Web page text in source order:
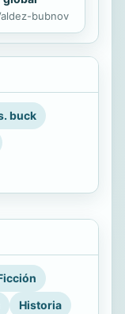
bubnov
buck
Historia